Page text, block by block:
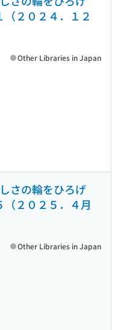
（２０２４．１２
Other Libraries in Japan
さの輪をひろげ
（２０２５．４月
Other Libraries in Japan